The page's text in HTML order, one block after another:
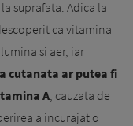
suprafata. Adica la
ca vitamina
si aer, iar
cutanata ar putea fi
A , cauzata de
a incurajat o